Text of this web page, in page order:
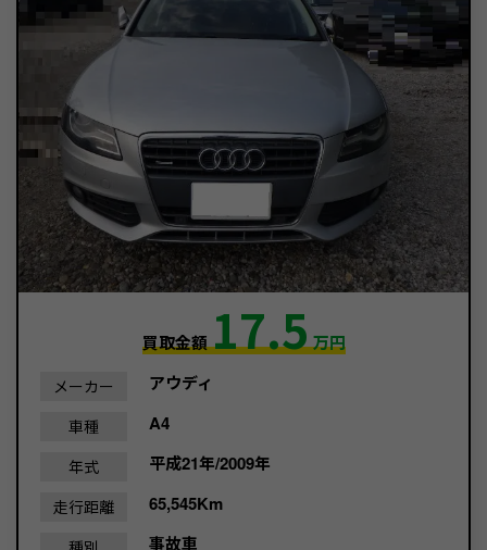
買取金額17.5万円
メーカー アウディ
車種 A4
年式 平成21年/2009年
走行距離 65,545Km
事故車